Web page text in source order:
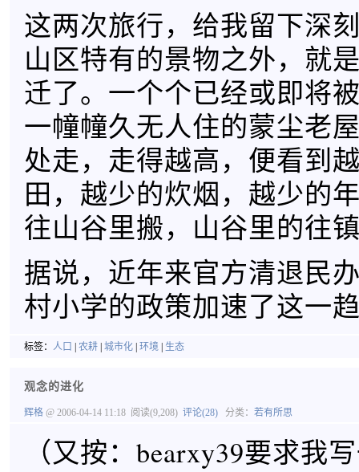
这两次旅行，给我留下深
山区特有的景物之外，就
迁了。一个个已经或即将
一幢幢久无人住的蒙尘老
处走，走得越高，便看到
田，越少的炊烟，越少的
往山谷里搬，山谷里的往
据说，近年来官方清退民
村小学的政策加速了这一
标签： 人口 农耕 城市化 环境 生态
观念的进化
辉格 @ 2006-04-14 11:18 阅读(9,208) 评论(28) 分类： 若有所思
（又按：bearxy39要求我